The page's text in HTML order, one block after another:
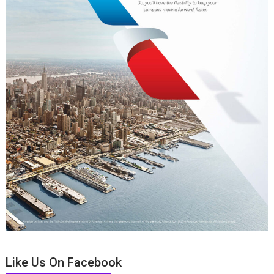
Like Us On Facebook